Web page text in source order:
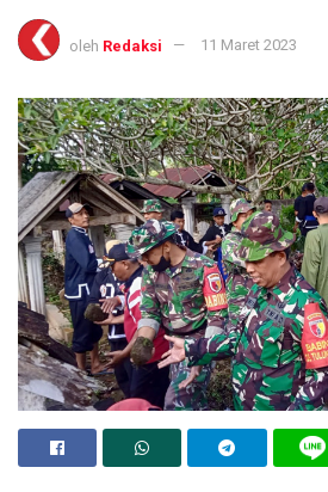
oleh Redaksi 11 Maret 2023